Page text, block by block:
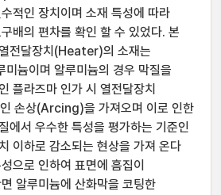
적인 장치이며 소재 특성에 따라
배의 편차를 확인 할 수 있었다. 본
전달장치(Heater)의 소재는
미늄이며 알루미늄의 경우 막질을
플라즈마 인가 시 열전달장치
손상(Arcing)을 가져오며 이로 인한
에서 우수한 특성을 평가하는 기준인
이하로 감소되는 현상을 가져 온다
으로 인하여 표면에 흠집이
알루미늄에 산화막을 코팅한